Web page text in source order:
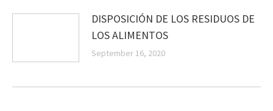
DISPOSICIÓN DE LOS RESIDUOS DE
LOS ALIMENTOS
September 16, 2020